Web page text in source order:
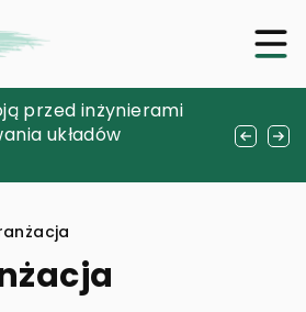
internetową do
przed inżynierami
układów
jest odpowiedni dla